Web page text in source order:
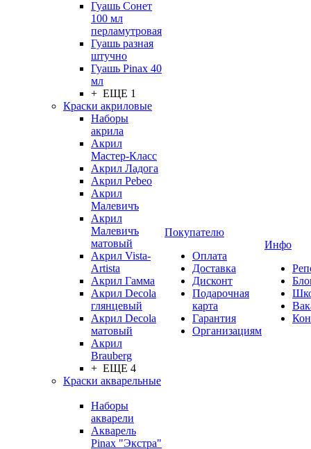
Гуашь Сонет
100 мл
перламутровая
Гуашь разная
штучно
Гуашь Pinax 40
мл
+ ЕЩЕ 1
Краски акриловые
Наборы
акрила
Акрил
Мастер-Класс
Акрил Ладога
Акрил Pebeo
Акрил
Малевичъ
Акрил
Малевичъ
матовый
Акрил Vista-
Artista
Акрил Гамма
Акрил Decola
глянцевый
Акрил Decola
матовый
Акрил
Brauberg
+ ЕЩЕ 4
Краски акварельные
Наборы
акварели
Акварель
Pinax "Экстра"
Покупателю
Оплата
Доставка
Дисконт
Подарочная
карта
Гарантия
Организациям
Инфо